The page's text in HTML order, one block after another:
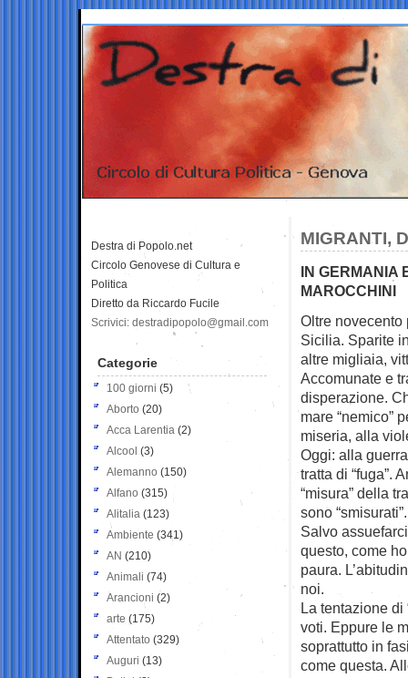
MIGRANTI,
IN GERMANIA
MAROCCHINI
Oltre
Sicilia. Sparite
altre migliaia,
Accomunate e
disperazione.
mare “nemico”
miseria, alla
Oggi: alla
tratta di “fuga”.
“misura” della
sono “smisurati”.
Salvo
questo, come
paura.
noi.
La tentazione di
voti. Eppure le
soprattutto in
come questa.
Destra di Popolo.net
Circolo Genovese di Cultura e
Politica
Diretto da Riccardo Fucile
Scrivici: destradipopolo@gmail.com
Categorie
100 giorni (5)
Aborto (20)
Acca Larentia (2)
Alcool (3)
Alemanno (150)
Alfano (315)
Alitalia (123)
Ambiente (341)
AN (210)
Animali (74)
Arancioni (2)
arte (175)
Attentato (329)
Auguri (13)